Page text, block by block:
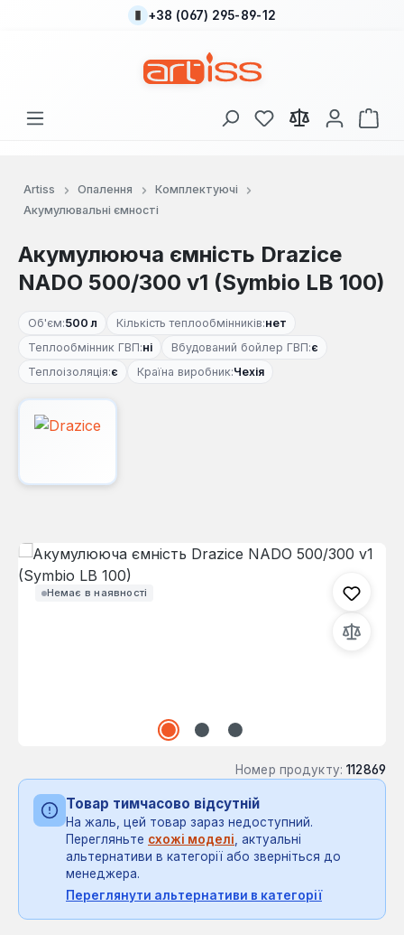
Перейти до основного вмісту
+38 (067) 295-89-12
У вас є 0 у списку
Artiss Опалення
Комплектуючі
Акумулювальні ємності
Акумулююча ємність Drazice
NADO 500/300 v1 (Symbio LB 100)
Об'єм:500 л Кількість теплообмінників:нет
Теплообмінник ГВП:ні Вбудований бойлер ГВП:є
Теплоізоляція:є Країна виробник:Чехія
Немає в наявності
Пропустити галерею зображень
Номер продукту: 112869
Товар тимчасово відсутній
На жаль, цей товар зараз недоступний.
Перегляньте схожі моделі, актуальні
альтернативи в категорії або зверніться до
менеджера.
Переглянути альтернативи в категорії